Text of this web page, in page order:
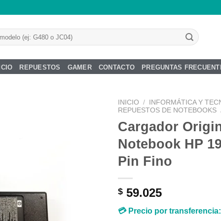
REPUESTOS GAMER CONTACTO PREGUNTAS
INICIO /
INFORMÁTICA Y
REPUESTOS DE NOTEBOOKS
Cargador
Notebook HP
Pin Fino
$ 59.025
💳 Precio por